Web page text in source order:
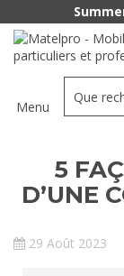
Menu
5
D’UNE
29 Août 2023